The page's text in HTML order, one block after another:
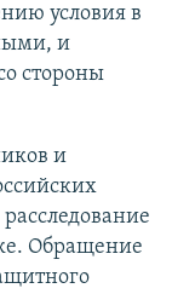
условия в
и
стороны
и
Обращение